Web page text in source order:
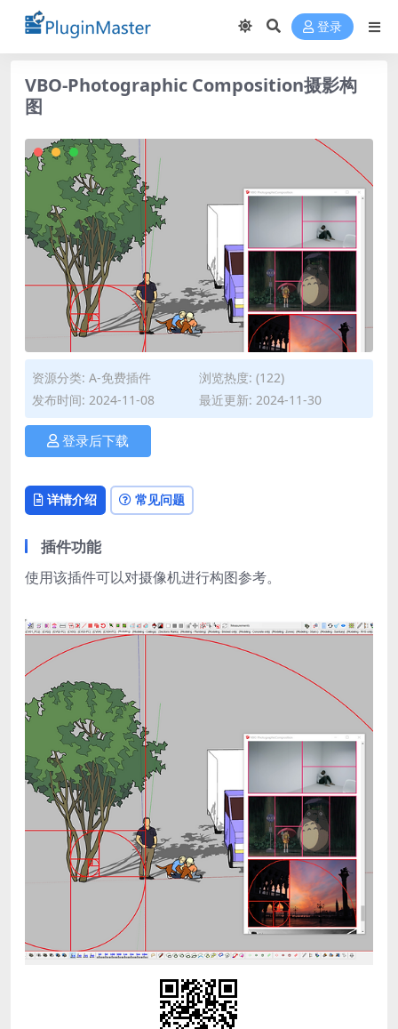
登录
VBO-Photographic Composition摄影构
图
资源分类: A-免费插件
浏览热度: (122)
发布时间: 2024-11-08
最近更新: 2024-11-30
登录后下载
详情介绍 常见问题
插件功能
使用该插件可以对摄像机进行构图参考。